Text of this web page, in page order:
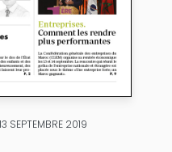
SEPTEMBRE 2019